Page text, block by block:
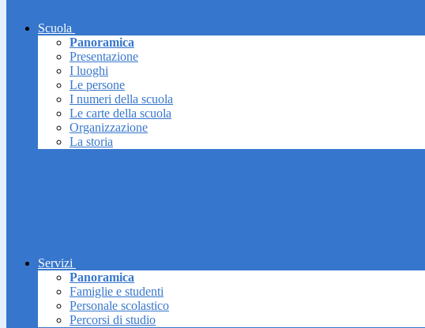
Scuola
Panoramica
Presentazione
I luoghi
Le persone
I numeri della scuola
Le carte della scuola
Organizzazione
La storia
Servizi
Panoramica
Famiglie e studenti
Personale scolastico
Percorsi di studio